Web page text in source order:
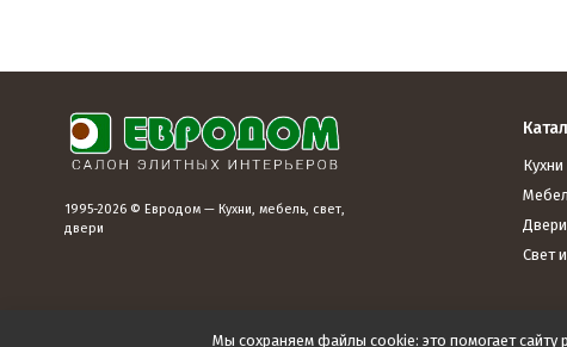
1995-2026 © Евродом — Кухни, мебель, свет,
двери
Кухни
Двери
Свет
Мы сохраняем файлы cookie: это помогает сайту